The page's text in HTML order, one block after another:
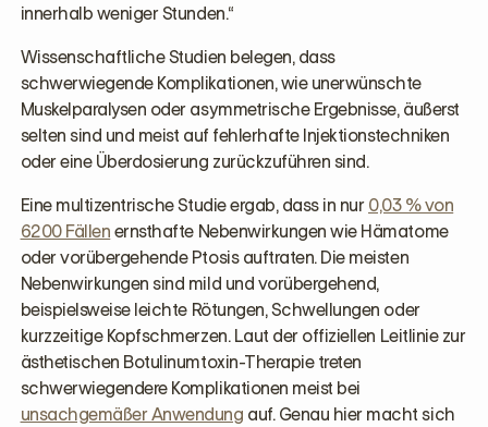
innerhalb weniger Stunden.“
Wissenschaftliche Studien belegen, dass
schwerwiegende Komplikationen, wie unerwünschte
Muskelparalysen oder asymmetrische Ergebnisse, äußerst
selten sind und meist auf fehlerhafte Injektionstechniken
oder eine Überdosierung zurückzuführen sind.
Eine multizentrische Studie ergab, dass in nur0,03 % von
6200 Fällenernsthafte Nebenwirkungen wie Hämatome
oder vorübergehende Ptosis auftraten. Die meisten
Nebenwirkungen sind mild und vorübergehend,
beispielsweise leichte Rötungen, Schwellungen oder
kurzzeitige Kopfschmerzen. Laut der offiziellen Leitlinie zur
ästhetischen Botulinumtoxin-Therapie treten
schwerwiegendere Komplikationen meist bei
unsachgemäßer Anwendung auf. Genau hier macht sich